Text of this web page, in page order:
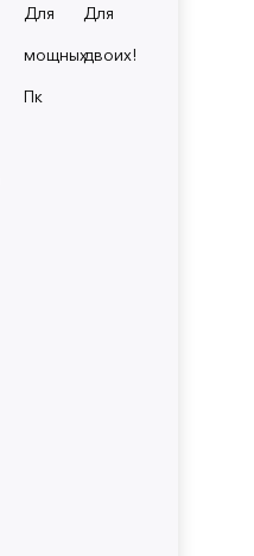
Для
мощных
Пк
Для
двоих!